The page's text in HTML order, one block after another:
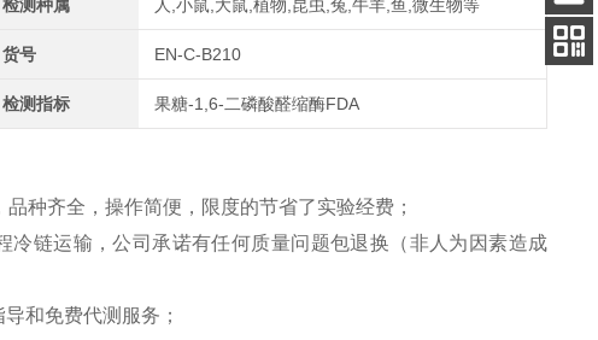
检测种属 人,小鼠,大鼠,植物,昆虫,兔,牛羊,鱼,微生物等
货号 EN-C-B210
检测指标 果糖-1,6-二磷酸醛缩酶FDA
种齐全，操作简便，限度的节省了实验经费；
链运输，公司承诺有任何质量问题包退换（非人为因素造成
和免费代测服务；
客服
电话